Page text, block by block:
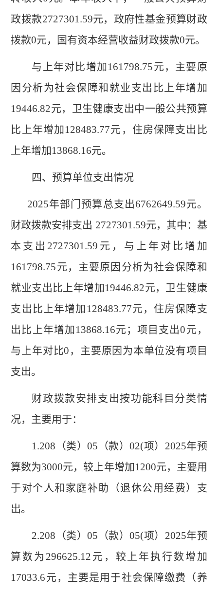
政拨款2727301.59元，政府性基金预算财政
拨款0元，国有资本经营收益财政拨款0元。
与上年对比增加161798.75元 ， 主要原
因分析为社会保障和就业支出 比上年增加
19446.82元， 卫生健康支出中一般公共预算
比上年增加128483.77元 ， 住房保障支出比
上年增加13868.16元。
四、预算单位支出情况
2025年部门预算总支出6762649.59元。
财政拨款安排支出 2727301.59元，其中 ： 基
本支出 2727301.59 元 ，与上年对比 增加
161798.75元 ， 主要原因分析为社会保障和
就业支出 比上年增加19446.82元，卫生健康
支出比上年增加 128483.77元，住房保障支
出比上年增加13868.16元； 项目支出0元 ，
与上年对比0 ， 主要原因为本单位没有项目
支出。
财政拨款安排支出按功能科目分类情
况，主要用于：
1.208（类）05（款）02(项）2025年预
算数为3000元，较上年增加1200元，主要用
于对个人和家庭补助（退休公用经费）支
出。
2.208（类）05（款）05(项）2025年预
算数为296625.12元，较上年执行数增加
17033.6元，主要是用于社会保障缴费（养